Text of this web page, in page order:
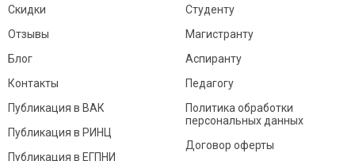
Скидки
Отзывы
Блог
Контакты
Студенту
Магистранту
Аспиранту
Педагогу
Публикация в ВАК
Публикация в РИНЦ
Публикация в ЕГПНИ
Политика обработки
персональных данных
Договор оферты